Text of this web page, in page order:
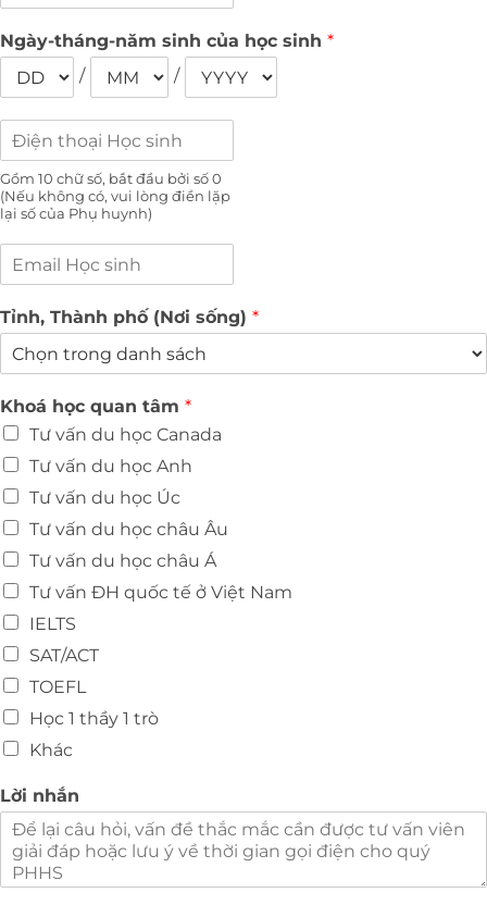
Ngày-tháng-năm sinh của học sinh *
/
/
Gồm 10 chữ số, bắt đầu bởi số 0
(Nếu không có, vui lòng điền lặp
lại số của Phụ huynh)
Tỉnh, Thành phố (Nơi sống) *
Khoá học quan tâm *
Tư vấn du học Canada
Tư vấn du học Anh
Tư vấn du học Úc
Tư vấn du học châu Âu
Tư vấn du học châu Á
Tư vấn ĐH quốc tế ở Việt Nam
IELTS
SAT/ACT
TOEFL
Học 1 thầy 1 trò
Khác
Lời nhắn